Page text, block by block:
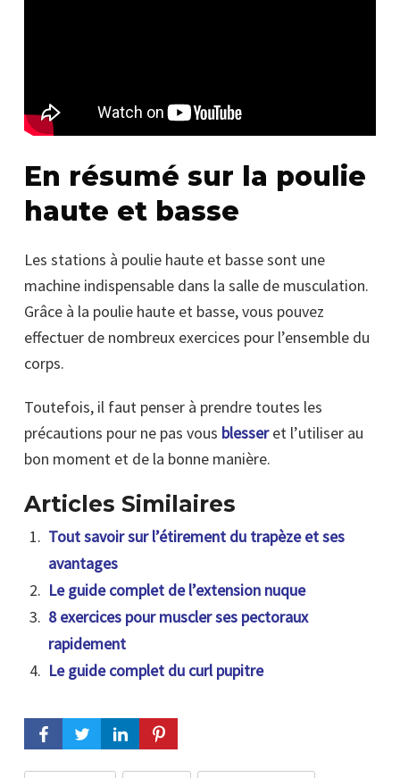
En résumé sur la poulie
haute et basse
Les stations à poulie haute et basse sont une
machine indispensable dans la salle de musculation.
Grâce à la poulie haute et basse, vous pouvez
effectuer de nombreux exercices pour l’ensemble du
corps.
Toutefois, il faut penser à prendre toutes les
précautions pour ne pas vous blesseret l’utiliser au
bon moment et de la bonne manière.
Articles Similaires
Tout savoir sur l’étirement du trapèze et ses
avantages
Le guide complet de l’extension nuque
8 exercices pour muscler ses pectoraux
rapidement
Le guide complet du curl pupitre